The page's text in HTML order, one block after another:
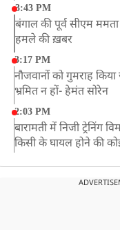
3:43 PM
बंगाल की पूर्व सीएम
हमले की ख़बर
3:17 PM
नौजवानों को गुमराह किया
भ्रमित न हों- हेमंत सोरेन
2:03 PM
बारामती में निजी ट्रेनिंग
किसी के घायल होने की
JPSC परीक्षा विवाद: